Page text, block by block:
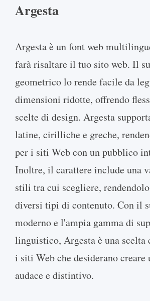
Argesta
Argesta è un font web
farà risaltare il tuo sito web. Il
geometrico lo rende facile da
dimensioni ridotte, offrendo
scelte di design. Argesta
latine, cirilliche e greche,
per i siti Web con un pubblico
Inoltre, il carattere include una
stili tra cui scegliere,
diversi tipi di contenuto. Con il
moderno e l'ampia gamma di
linguistico, Argesta è una scelta
i siti Web che desiderano creare
audace e distintivo.